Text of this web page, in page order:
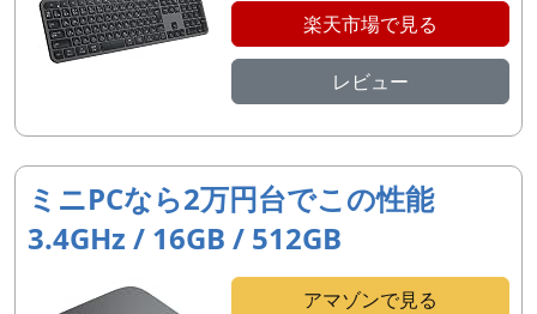
楽天市場で見る
レビュー
ミニPCなら2万円台でこの性能
3.4GHz / 16GB / 512GB
アマゾンで見る